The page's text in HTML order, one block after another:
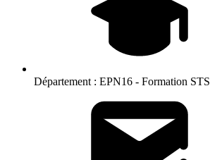
Département : EPN16 - Formation STS